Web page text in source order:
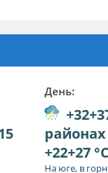
День:
+22+27 °C
На юге, в